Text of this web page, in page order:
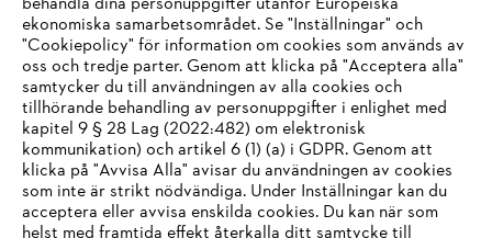
Service
Allmänna villkor och bestämmelser
IHR BROWSER WIRD NICHT
UNTERSTÜTZT
Sie nutzen einen Browser, den wir noch nicht unterstützen. Für
ekonomiska samarbetsområdet. Se "Inställningar" och
"Cookiepolicy" för information om cookies som används av
oss och tredje parter. Genom att klicka på "Acceptera alla"
samtycker du till användningen av alla cookies och
tillhörande behandling av personuppgifter i enlighet med
kapitel 9 § 28 Lag (2022:482) om elektronisk
kommunikation) och artikel 6 (1) (a) i GDPR. Genom att
klicka på "Avvisa Alla" avisar du användningen av cookies
som inte är strikt nödvändiga. Under Inställningar kan du
acceptera eller avvisa enskilda cookies. Du kan när som